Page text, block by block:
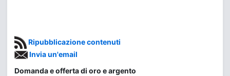
Ripubblicazione contenuti
Invia un'email
Domanda e offerta di oro e argento